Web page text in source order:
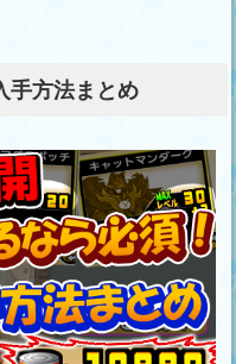
手方法まとめ